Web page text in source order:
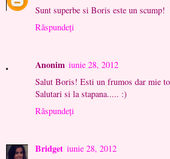
Sunt superbe si Boris este un scump!
Răspundeți
Anonim iunie 28, 2012
Salut Boris! Esti un frumos dar mie
Salutari si la stapana..... :)
Răspundeți
Bridget iunie 28, 2012